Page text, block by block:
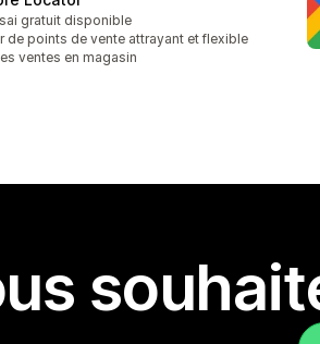
5 gratuit disponible
de points de vente attrayant et flexible
ventes en magasin